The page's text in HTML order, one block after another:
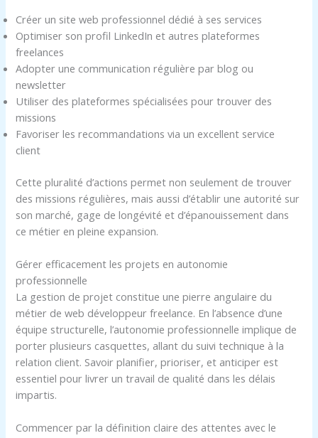
Créer un site web professionnel dédié à ses services
Optimiser son profil LinkedIn et autres plateformes
freelances
Adopter une communication régulière par blog ou
newsletter
Utiliser des plateformes spécialisées pour trouver des
missions
Favoriser les recommandations via un excellent service
client
Cette pluralité d’actions permet non seulement de trouver
des missions régulières, mais aussi d’établir une autorité sur
son marché, gage de longévité et d’épanouissement dans
ce métier en pleine expansion.
Gérer efficacement les projets en autonomie
professionnelle
La gestion de projet constitue une pierre angulaire du
métier de web développeur freelance. En l’absence d’une
équipe structurelle, l’autonomie professionnelle implique de
porter plusieurs casquettes, allant du suivi technique à la
relation client. Savoir planifier, prioriser, et anticiper est
essentiel pour livrer un travail de qualité dans les délais
impartis.
Commencer par la définition claire des attentes avec le